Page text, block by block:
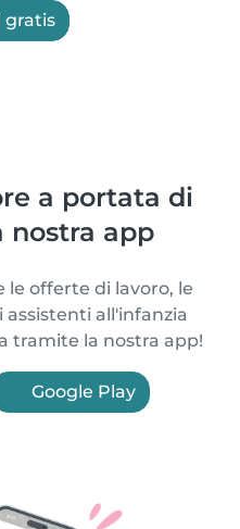
gratis
a portata di
nostra app
le offerte di lavoro, le
all'infanzia
tramite la nostra app!
Google Play